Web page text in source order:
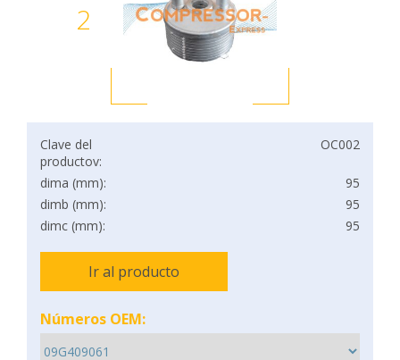
2
Clave del
productov:
OC002
dima (mm):
95
dimb (mm):
95
dimc (mm):
95
Ir al producto
Números OEM: